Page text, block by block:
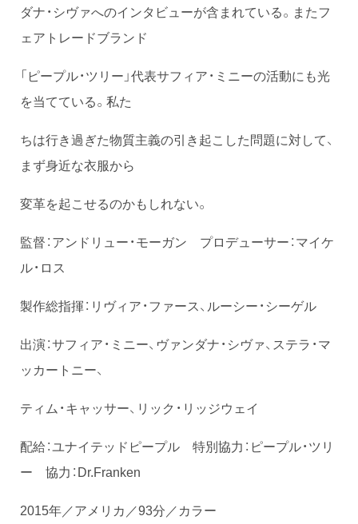
ダナ・シヴァへのインタビューが含まれている。またフ
ェアトレードブランド
「ピープル・ツリー」代表サフィア・ミニーの活動にも光
を当てている。私た
ちは行き過ぎた物質主義の引き起こした問題に対して、
まず身近な衣服から
変革を起こせるのかもしれない。
監督：アンドリュー・モーガン プロデューサー：マイケ
ル・ロス
製作総指揮：リヴィア・ファース、ルーシー・シーゲル
出演：サフィア・ミニー、ヴァンダナ・シヴァ、ステラ・マ
ッカートニー、
ティム・キャッサー、リック・リッジウェイ
配給：ユナイテッドピープル 特別協力：ピープル・ツリ
ー 協力：Dr.Franken
2015年／アメリカ／93分／カラー